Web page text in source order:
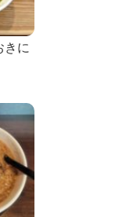
きに